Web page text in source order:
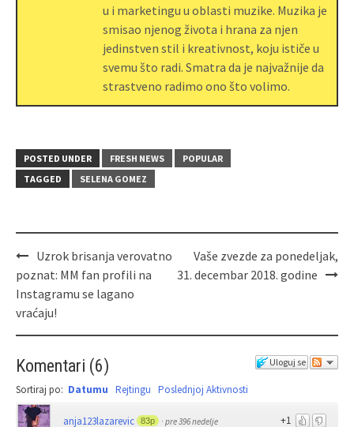
u i marketingu u oblasti muzike. Muzika je
smisao njenog života i hrana za njen
jedinstven stil i kreativnost, koju ističe u
svemu što radi. Smatra da je najvažnije da
strastveno radimo ono što volimo.
POSTED UNDER FRESH NEWS
POPULAR
TAGGED
SELENA GOMEZ
Uzrok brisanja verovatno
poznat: MM fan profili na
Instagramu se lagano
vraćaju!
Vaše zvezde za ponedeljak,
31. decembar 2018. godine
Uloguj se
Komentari (6)
Sortiraj po: Datumu Rejtingu Poslednjoj Aktivnosti
+1
anja123lazarevic 83p · pre 396 nedelje